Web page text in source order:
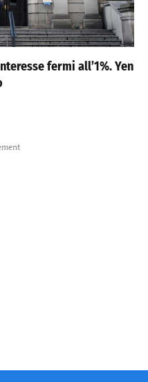
fermi all’1%. Yen